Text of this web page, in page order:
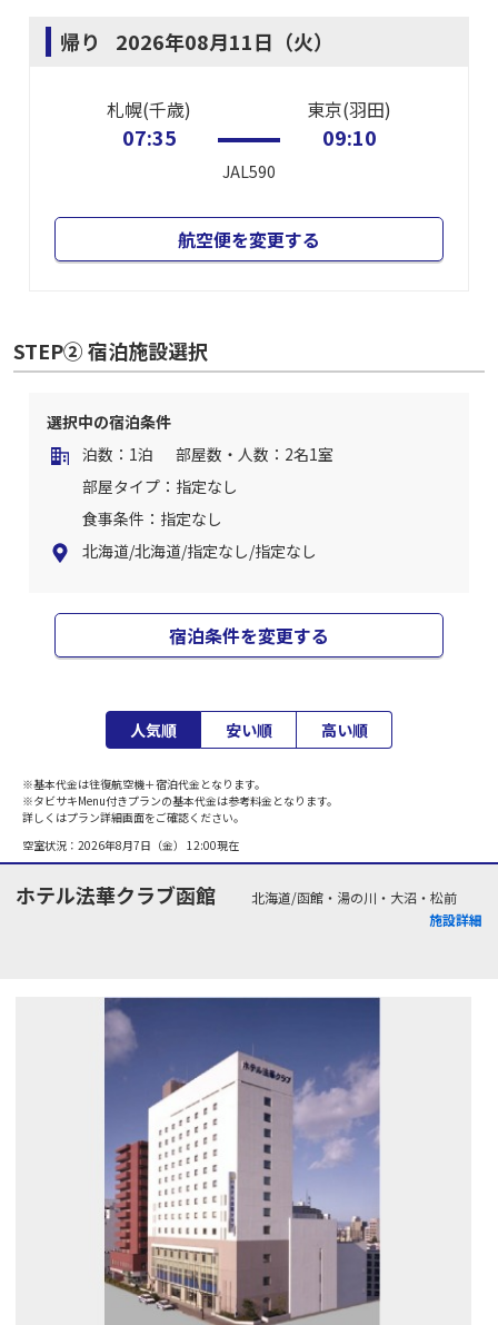
帰り 2026年08月11日（火）
札幌(千歳)
07:35
JAL590
東京(羽田)
09:10
航空便を変更する
STEP② 宿泊施設選択
選択中の宿泊条件
泊数：1泊
部屋数・人数：2名1室
部屋タイプ：指定なし
食事条件：指定なし
北海道/北海道/指定なし/指定なし
宿泊条件を変更する
人気順 安い順 高い順
※基本代金は往復航空機＋宿泊代金となります。
※タビサキMenu付きプランの基本代金は参考料金となります。
詳しくはプラン詳細画面をご確認ください。
空室状況： 2026年8月7日（金） 12:00現在
ホテル法華クラブ函館
北海道/函館・湯の川・大沼・松前
施設詳細